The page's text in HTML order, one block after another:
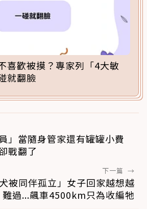
喜歡被摸？專家列「4大敏
就翻臉
」當隨身管家還有罐罐小費
戰翻了
下一篇 →
被同伴孤立」女子回家越想越
難過...飆車4500km只為收編牠